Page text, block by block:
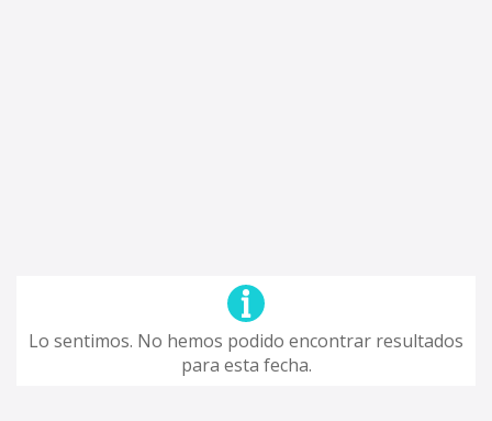
Lo sentimos. No hemos podido encontrar resultados
para esta fecha.